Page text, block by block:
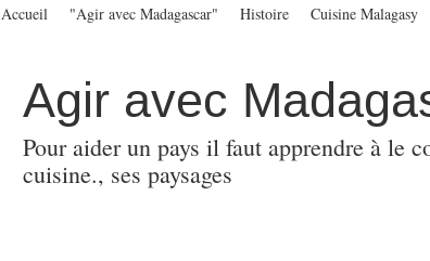
Agir avec
Pour aider un pays il faut apprendre à le
cuisine., ses paysages
Accueil "Agir avec Madagascar" Histoire Cuisine Malagasy